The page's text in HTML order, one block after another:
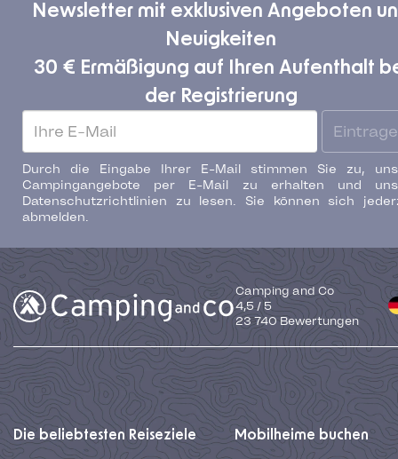
Newsletter mit exklusiven Angeboten
Neuigkeiten
30 € Ermäßigung auf Ihren Aufenthalt
der Registrierung
Durch die Eingabe Ihrer E-Mail stimmen Sie zu,
Campingangebote per E-Mail zu erhalten und
Datenschutzrichtlinien zu lesen. Sie können sich
abmelden.
Camping and Co
4,5 / 5
23 740 Bewertungen
Die beliebtesten Reiseziele Mobilheime buchen